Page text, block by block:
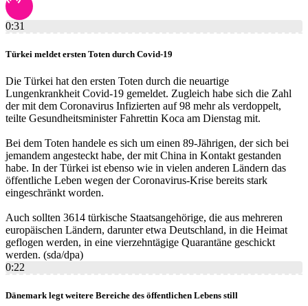
0:31
Türkei meldet ersten Toten durch Covid-19
Die Türkei hat den ersten Toten durch die neuartige
Lungenkrankheit Covid-19 gemeldet. Zugleich habe sich die Zahl
der mit dem Coronavirus Infizierten auf 98 mehr als verdoppelt,
teilte Gesundheitsminister Fahrettin Koca am Dienstag mit.
Bei dem Toten handele es sich um einen 89-Jährigen, der sich bei
jemandem angesteckt habe, der mit China in Kontakt gestanden
habe. In der Türkei ist ebenso wie in vielen anderen Ländern das
öffentliche Leben wegen der Coronavirus-Krise bereits stark
eingeschränkt worden.
Auch sollten 3614 türkische Staatsangehörige, die aus mehreren
europäischen Ländern, darunter etwa Deutschland, in die Heimat
geflogen werden, in eine vierzehntägige Quarantäne geschickt
werden. (sda/dpa)
0:22
Dänemark legt weitere Bereiche des öffentlichen Lebens still